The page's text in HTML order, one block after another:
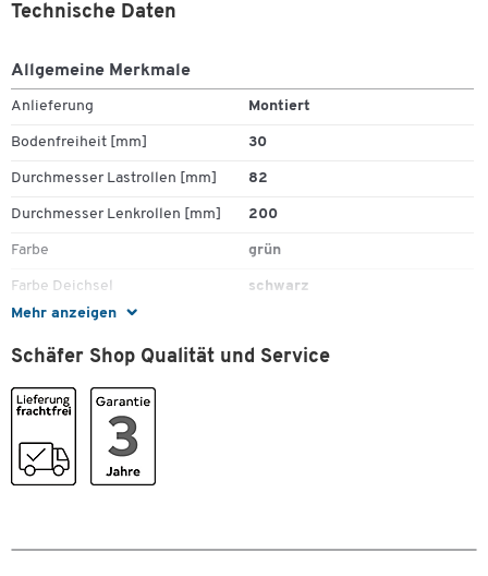
Mehr anzeigen
Technische Daten
Allgemeine Merkmale
Anlieferung Montiert
Bodenfreiheit [mm] 30
Durchmesser Lastrollen [mm] 82
Durchmesser Lenkrollen [mm] 200
Farbe grün
Farbe Deichsel schwarz
Farbe Gabel
Gabelaußenabstand [mm] 525
Gabelbreite [mm]
Gabellänge [mm]
Gesamtbreite [mm]
Schäfer Shop Qualität und Service